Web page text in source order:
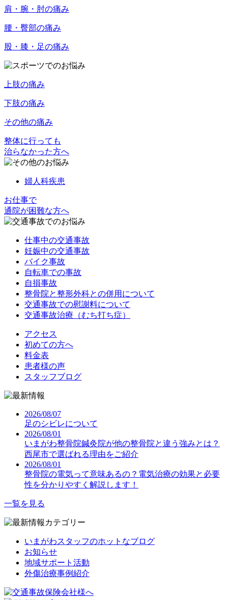
肩・腕・肘の痛み
腰・臀部の痛み
股・膝・足の痛み
上肢の痛み
下肢の痛み
その他の痛み
整体に行っても
治らなかった方へ
婦人科疾患
お仕事で
通院が困難な方へ
仕事中の交通事故
妊娠中の交通事故
バイク事故
自転車での事故
自損事故
整骨院と整形外科との併用について
交通事故での慰謝料について
交通事故治療（むち打ち症）
アクセス
初めての方へ
料金表
患者様の声
スタッフブログ
2026/08/07
足のシビレについて
2026/08/01
いまがわ整骨院鍼灸院が他の整骨院と違う強みとは？
西尾市で選ばれる理由をご紹介
2026/08/01
整骨院の電気って意味あるの？電気治療の効果と必要
性を分かりやすく解説します！
一覧を見る
いまがわスタッフのホットなブログ
お知らせ
地域サポート活動
外傷治療事例紹介